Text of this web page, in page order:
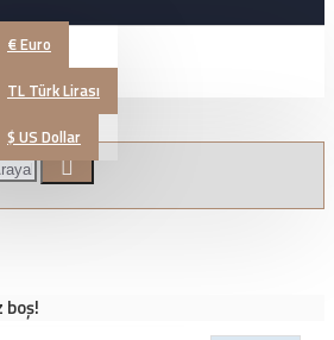
€Euro
TL Türk Lirası
$ US Dollar
boş!